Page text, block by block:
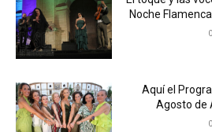
Noche
Aquí el
Agosto de